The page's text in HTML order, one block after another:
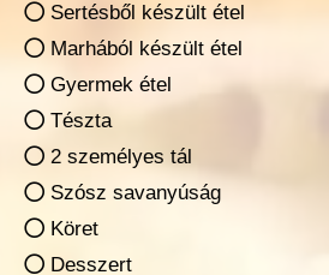
Sertésből készült étel
Marhából készült étel
Gyermek étel
Tészta
2 személyes tál
Szósz savanyúság
Köret
Desszert